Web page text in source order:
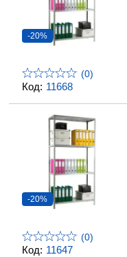
Код: 11668
-20%
(0)
Код: 11647
-20%
(0)